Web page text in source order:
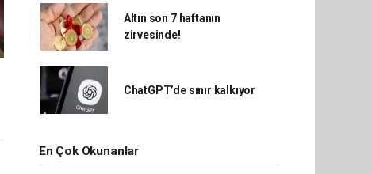
Altın son 7 haftanın
zirvesinde!
ChatGPT’de sınır kalkıyor
En Çok Okunanlar